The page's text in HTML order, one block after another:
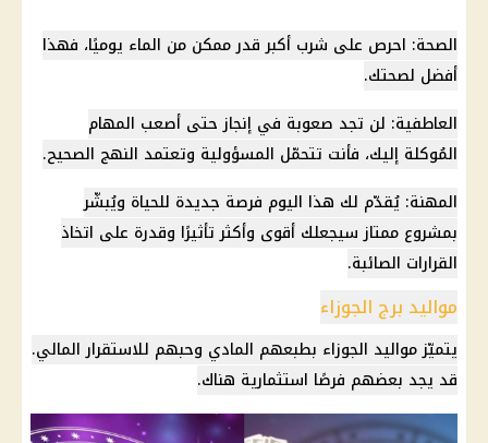
الصحة: احرص على شرب أكبر قدر ممكن من الماء يوميًا، فهذا
أفضل لصحتك.
العاطفية: لن تجد صعوبة في إنجاز حتى أصعب المهام
المُوكلة إليك، فأنت تتحمّل المسؤولية وتعتمد النهج الصحيح.
المهنة: يُقدّم لك هذا اليوم فرصة جديدة للحياة ويُبشّر
بمشروع ممتاز سيجعلك أقوى وأكثر تأثيرًا وقدرة على اتخاذ
القرارات الصائبة.
مواليد برج الجوزاء
يتميّز مواليد الجوزاء بطبعهم المادي وحبهم للاستقرار المالي.
قد يجد بعضهم فرصًا استثمارية هناك.